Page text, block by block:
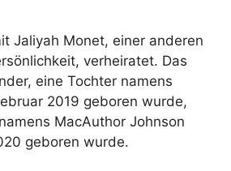
Jaliyah Monet, einer anderen
verheiratet. Das
eine Tochter namens
2019 geboren wurde,
MacAuthor Johnson
geboren wurde.